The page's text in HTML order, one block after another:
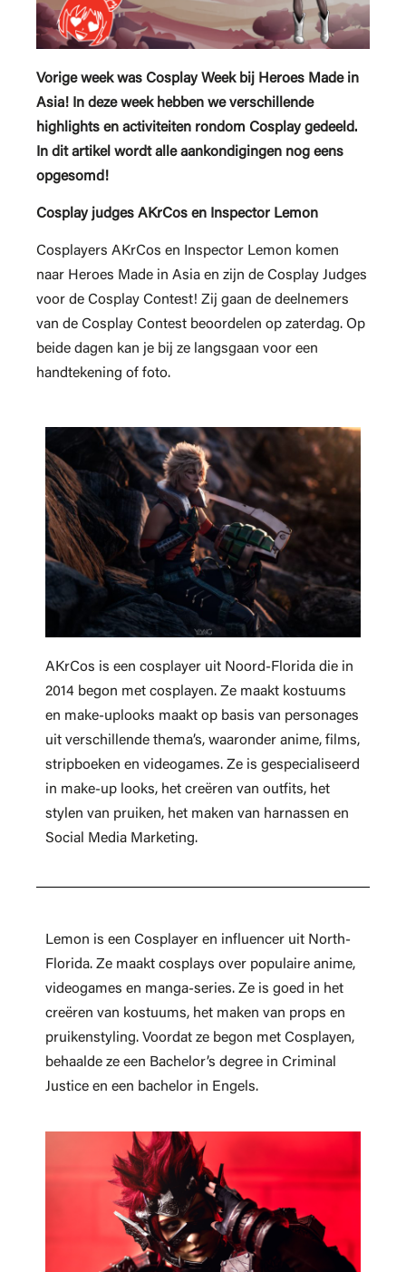
Vorige week was Cosplay Week bij Heroes Made in
Asia! In deze week hebben we verschillende
highlights en activiteiten rondom Cosplay gedeeld.
In dit artikel wordt alle aankondigingen nog eens
opgesomd!
Cosplay judges AKrCos en Inspector Lemon
Cosplayers AKrCos en Inspector Lemon komen
naar Heroes Made in Asia en zijn de Cosplay Judges
voor de Cosplay Contest! Zij gaan de deelnemers
van de Cosplay Contest beoordelen op zaterdag. Op
beide dagen kan je bij ze langsgaan voor een
handtekening of foto.
AKrCos is een cosplayer uit Noord-Florida die in
2014 begon met cosplayen. Ze maakt kostuums
en make-uplooks maakt op basis van personages
uit verschillende thema’s, waaronder anime, films,
stripboeken en videogames. Ze is gespecialiseerd
in make-up looks, het creëren van outfits, het
stylen van pruiken, het maken van harnassen en
Social Media Marketing.
Lemon is een Cosplayer en influencer uit North-
Florida. Ze maakt cosplays over populaire anime,
videogames en manga-series. Ze is goed in het
creëren van kostuums, het maken van props en
pruikenstyling. Voordat ze begon met Cosplayen,
behaalde ze een Bachelor’s degree in Criminal
Justice en een bachelor in Engels.